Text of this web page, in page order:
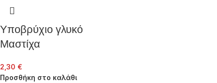
Υποβρύχιο γλυκό
Μαστίχα
2,30 €
Προσθήκη στο καλάθι